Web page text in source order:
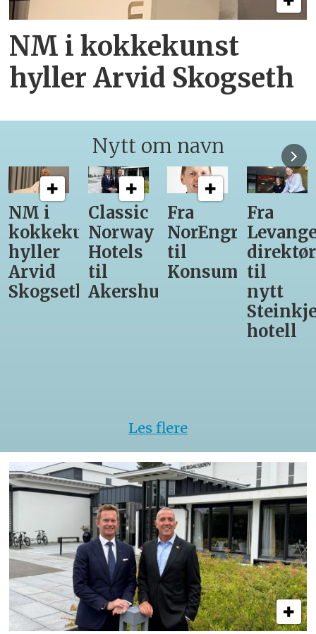
NM i kokkekunst
hyller Arvid Skogseth
Nytt om navn
Classic
Norway
Hotels
til
Akershus
Fra
NorEngros
til
Konsumgruppen
Fra
Levanger-
direktør
til
Steinkjer-
12
får
være
med
Asko
Les flere